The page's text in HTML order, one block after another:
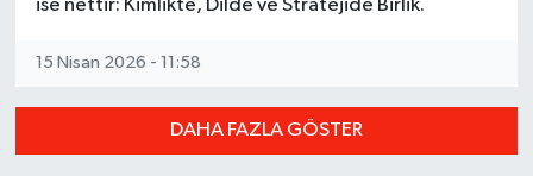
ise nettir: Kimlikte, Dilde ve Stratejide Birlik.
15 Nisan 2026 - 11:58
DAHA FAZLA GÖSTER